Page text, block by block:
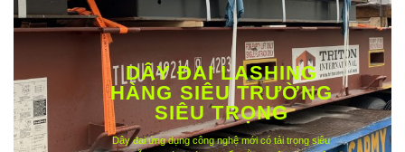
DÂY ĐAI LASHING
HÀNG SIÊU TRƯỜNG
SIÊU TRỌNG
Dây đai ứng dụng công nghệ mới có tải trọng siêu